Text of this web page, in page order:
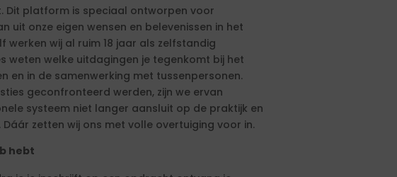
Dit platform is speciaal ontworpen voor
uit onze eigen wensen en belevenissen in het
werken wij al ruim 18 jaar als zelfstandig
weten welke uitdagingen je tegenkomt bij het
en in de samenwerking met tussenpersonen.
geconfronteerd werden, zijn we ervan
systeem niet langer aansluit op de praktijk en
zetten wij ons met volle overtuiging voor in.
hebt